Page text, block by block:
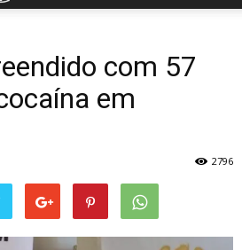
com 57
em
2796